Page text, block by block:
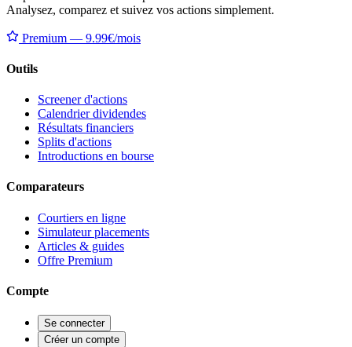
Analysez, comparez et suivez vos actions simplement.
Premium — 9.99€/mois
Outils
Screener d'actions
Calendrier dividendes
Résultats financiers
Splits d'actions
Introductions en bourse
Comparateurs
Courtiers en ligne
Simulateur placements
Articles & guides
Offre Premium
Compte
Se connecter
Créer un compte